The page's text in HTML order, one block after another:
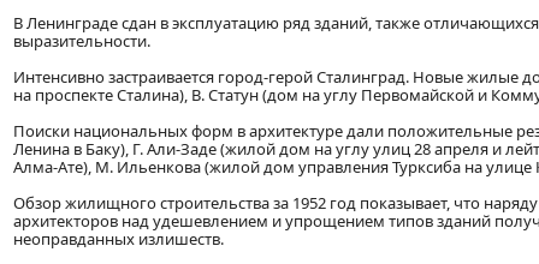
В Ленинграде сдан в эксплуатацию ряд зданий, также
выразительности.
Интенсивно застраивается город-герой Сталинград. Новые жилые
на проспекте Сталина), B. Статун (дом на углу Первомайской и
Поиски национальных форм в архитектуре дали положительные
Ленина в Баку), Г. Али-Заде (жилой дом на углу улиц 28 апреля и
Алма-Ате), М. Ильенкова (жилой дом управления Турксиба на
Обзор жилищного строительства за 1952 год показывает, что
архитекторов над удешевлением и упрощением типов зданий
неоправданных излишеств.